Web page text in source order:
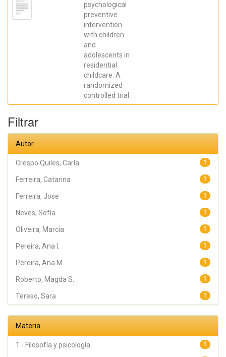
psychological
preventive
intervention
with children
and
adolescents in
residential
childcare: A
randomized
controlled trial
Filtrar
Autor
1
Crespo Quiles, Carla
1
Ferreira, Catarina
1
Ferreira, Jose
1
Neves, Sofía
1
Oliveira, Marcia
1
Pereira, Ana I.
1
Pereira, Ana M.
1
Roberto, Magda S.
1
Tereso, Sara
Materia
1
1 - Filosofía y psicología